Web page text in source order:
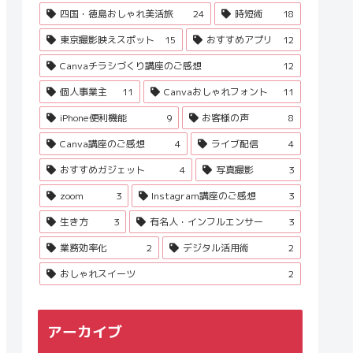
四国・徳島おしゃれ美活旅 24 時短術
18
東京撮影映えスポット
15 おすすめアプリ
12
Canvaチラシづくり講座のご感想
12
個人事業主
11 Canvaおしゃれフォント
11
iPhone便利機能
9 お客様の声
8
Canva講座のご感想
4 ライブ配信
4
おすすめガジェット
4 写真撮影
3
zoom
3 Instagram講座のご感想
3
生き方
3 有名人・インフルエンサー
3
業務効率化
2 デジタル活用術
2
おしゃれスイーツ
2
アーカイブ